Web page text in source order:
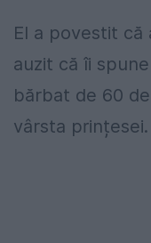
El a povestit
auzit că îi
bărbat de 60
vârsta prințesei.